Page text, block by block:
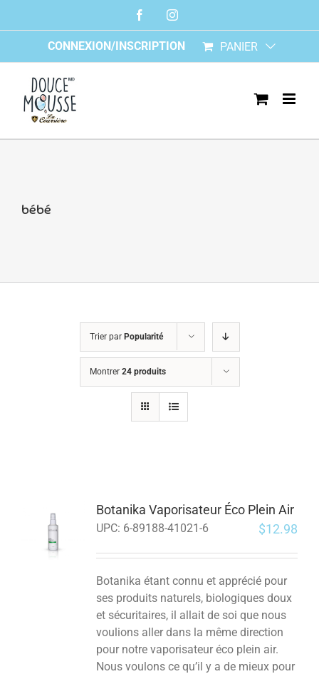
FacebookInstagram
CONNEXION/INSCRIPTION PANIER
bébé
Trier par Popularité
Montrer 24 produits
Botanika Vaporisateur Éco Plein Air
UPC: 6-89188-41021-6 $12.98
Botanika étant connu et apprécié pour
ses produits naturels, biologiques doux
et sécuritaires, il allait de soi que nous
voulions aller dans la même direction
pour notre vaporisateur éco plein air.
Nous voulons ce qu’il y a de mieux pour